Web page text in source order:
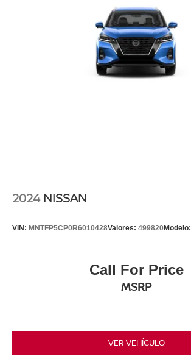
2024 NISSAN
VIN: MNTFP5CP0R6010428Valores: 499820Modelo:
Call For Price
MSRP
VER VEHÍCULO